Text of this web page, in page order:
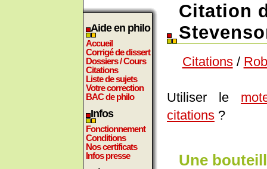
Aide en philo
Accueil
Corrigé de dissert
Dossiers / Cours
Citations
Liste de sujets
Votre correction
BAC de philo
Infos
Fonctionnement
Conditions
Nos certificats
Infos presse
Citation
Citations/
Utiliser le
citations ?
Une